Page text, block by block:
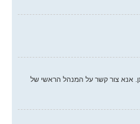
אנא צור קשר על המנהל הראשי של